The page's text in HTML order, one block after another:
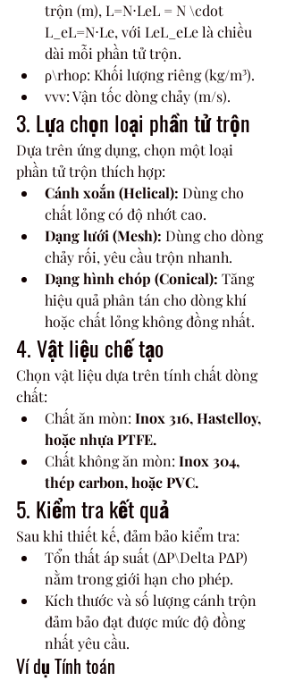
trộn (m), L=N⋅LeL = N \cdot
L_eL=N⋅Le​, với LeL_eLe​ là chiều
dài mỗi phần tử trộn.
ρ\rhoρ: Khối lượng riêng (kg/m³).
vvv: Vận tốc dòng chảy (m/s).
3. Lựa chọn loại phần tử trộn
Dựa trên ứng dụng, chọn một loại
phần tử trộn thích hợp:
Cánh xoắn (Helical): Dùng cho
chất lỏng có độ nhớt cao.
Dạng lưới (Mesh): Dùng cho dòng
chảy rối, yêu cầu trộn nhanh.
Dạng hình chóp (Conical): Tăng
hiệu quả phân tán cho dòng khí
hoặc chất lỏng không đồng nhất.
4. Vật liệu chế tạo
Chọn vật liệu dựa trên tính chất dòng
chất:
Chất ăn mòn: Inox 316, Hastelloy,
hoặc nhựa PTFE.
Chất không ăn mòn: Inox 304,
thép carbon, hoặc PVC.
5. Kiểm tra kết quả
Sau khi thiết kế, đảm bảo kiểm tra:
Tổn thất áp suất (ΔP\Delta PΔP)
nằm trong giới hạn cho phép.
Kích thước và số lượng cánh trộn
đảm bảo đạt được mức độ đồng
nhất yêu cầu.
Ví dụ Tính toán